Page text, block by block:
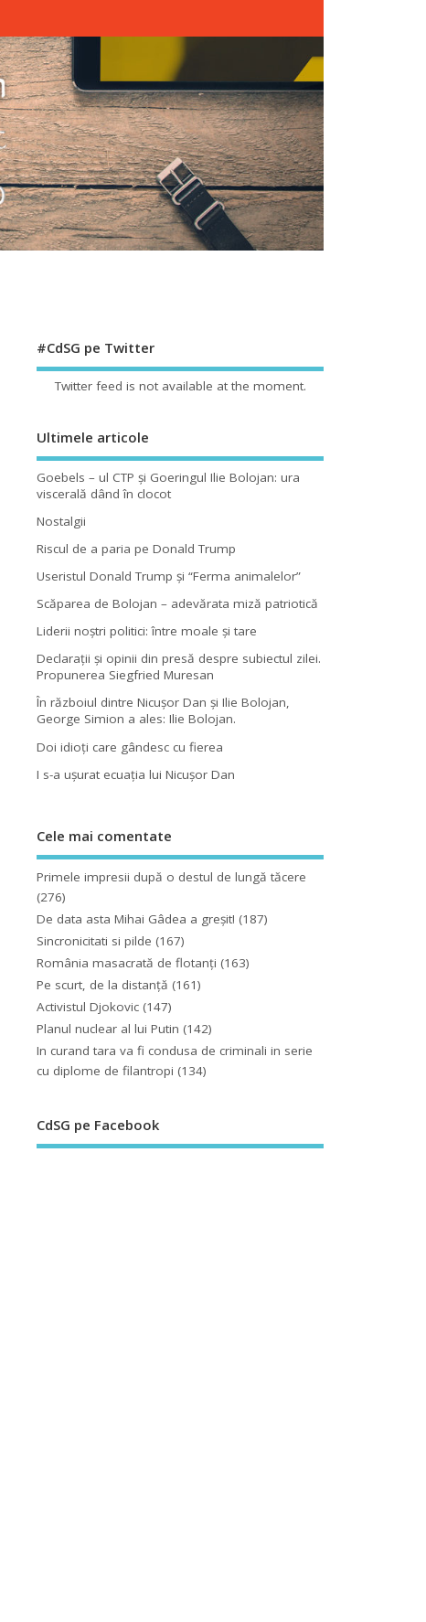
#CdSG pe Twitter
Twitter feed is not available at the moment.
Ultimele articole
Goebels – ul CTP şi Goeringul Ilie Bolojan: ura
viscerală dând în clocot
Nostalgii
Riscul de a paria pe Donald Trump
Useristul Donald Trump şi “Ferma animalelor”
Scăparea de Bolojan – adevărata miză patriotică
Liderii noştri politici: între moale şi tare
Declaraţii şi opinii din presă despre subiectul zilei.
Propunerea Siegfried Muresan
În războiul dintre Nicuşor Dan şi Ilie Bolojan,
George Simion a ales: Ilie Bolojan.
Doi idioţi care gândesc cu fierea
I s-a uşurat ecuaţia lui Nicuşor Dan
Cele mai comentate
Primele impresii după o destul de lungă tăcere
(276)
De data asta Mihai Gâdea a greşit! (187)
Sincronicitati si pilde (167)
România masacrată de flotanţi (163)
Pe scurt, de la distanță (161)
Activistul Djokovic (147)
Planul nuclear al lui Putin (142)
In curand tara va fi condusa de criminali in serie
cu diplome de filantropi (134)
CdSG pe Facebook